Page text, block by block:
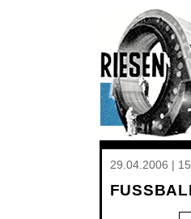
29.04.2006 |